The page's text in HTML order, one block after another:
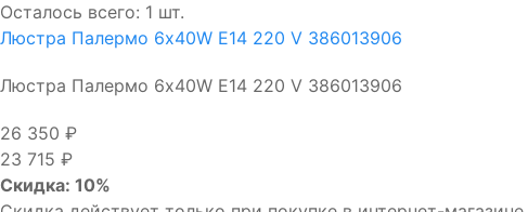
Осталось всего: 1 шт.
Люстра Палермо 6х40W E14 220 V 386013906
Люстра Палермо 6х40W E14 220 V 386013906
26 350 ₽
23 715 ₽
Скидка: 10%